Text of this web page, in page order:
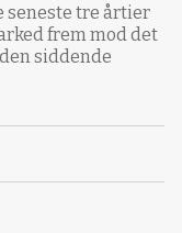
seneste tre årtier
frem mod det
siddende